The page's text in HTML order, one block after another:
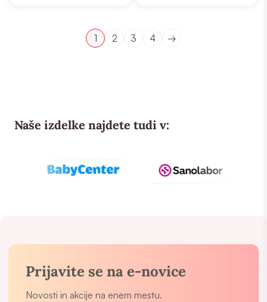
1 2 3 4 →
Naše izdelke najdete tudi v:
Prijavite se na e-novice
Novosti in akcije na enem mestu.